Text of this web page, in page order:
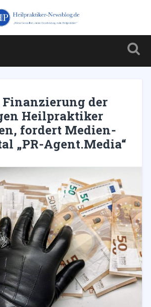
Newsblog.de
Heilpraktiker – und über die Kampagne
gegen sie
Finanzierung der
Heilpraktiker
fordert Medien-
„PR-Agent.Media“